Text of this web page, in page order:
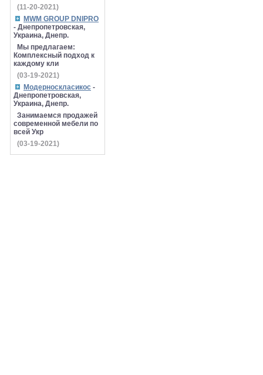
(11-20-2021)
MWM GROUP DNIPRO
- Днепропетровская,
Украина, Днепр.
Мы предлагаем:
Комплексный подход к
каждому кли
(03-19-2021)
Модерноскласикос -
Днепропетровская,
Украина, Днепр.
Занимаемся продажей
современной мебели по
всей Укр
(03-19-2021)